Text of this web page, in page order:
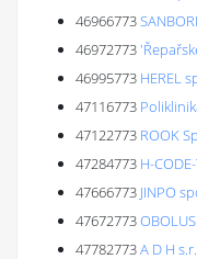
46966773
46972773
46995773 HEREL
47116773
47122773 ROOK
47284773 H-
47666773 JINPO
47672773
47782773A D H